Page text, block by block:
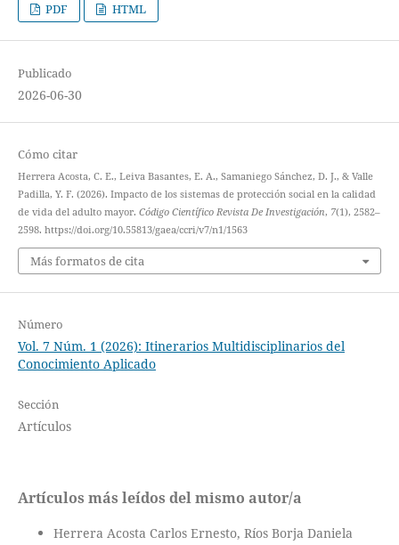
PDF HTML
Publicado
2026-06-30
Cómo citar
Herrera Acosta, C. E., Leiva Basantes, E. A., Samaniego Sánchez, D. J., & Valle
Padilla, Y. F. (2026). Impacto de los sistemas de protección social en la calidad
de vida del adulto mayor. Código Científico Revista De Investigación, 7(1), 2582–
2598. https://doi.org/10.55813/gaea/ccri/v7/n1/1563
Más formatos de cita
Número
Vol. 7 Núm. 1 (2026): Itinerarios Multidisciplinarios del
Conocimiento Aplicado
Sección
Artículos
Artículos más leídos del mismo autor/a
Herrera Acosta Carlos Ernesto, Ríos Borja Daniela